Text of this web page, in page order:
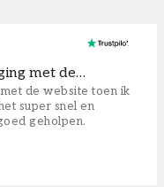
met de…
de website toen ik
super snel en
geholpen.